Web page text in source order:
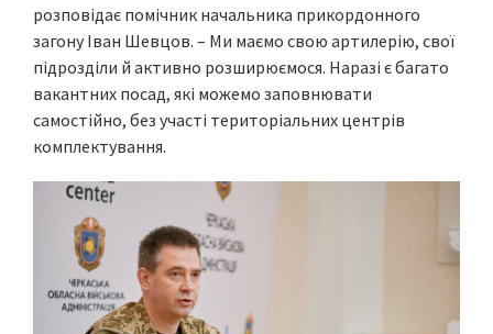
розповідає помічник начальника прикордонного
загону Іван Шевцов. – Ми маємо свою артилерію, свої
підрозділи й активно розширюємося. Наразі є багато
вакантних посад, які можемо заповнювати
самостійно, без участі територіальних центрів
комплектування.